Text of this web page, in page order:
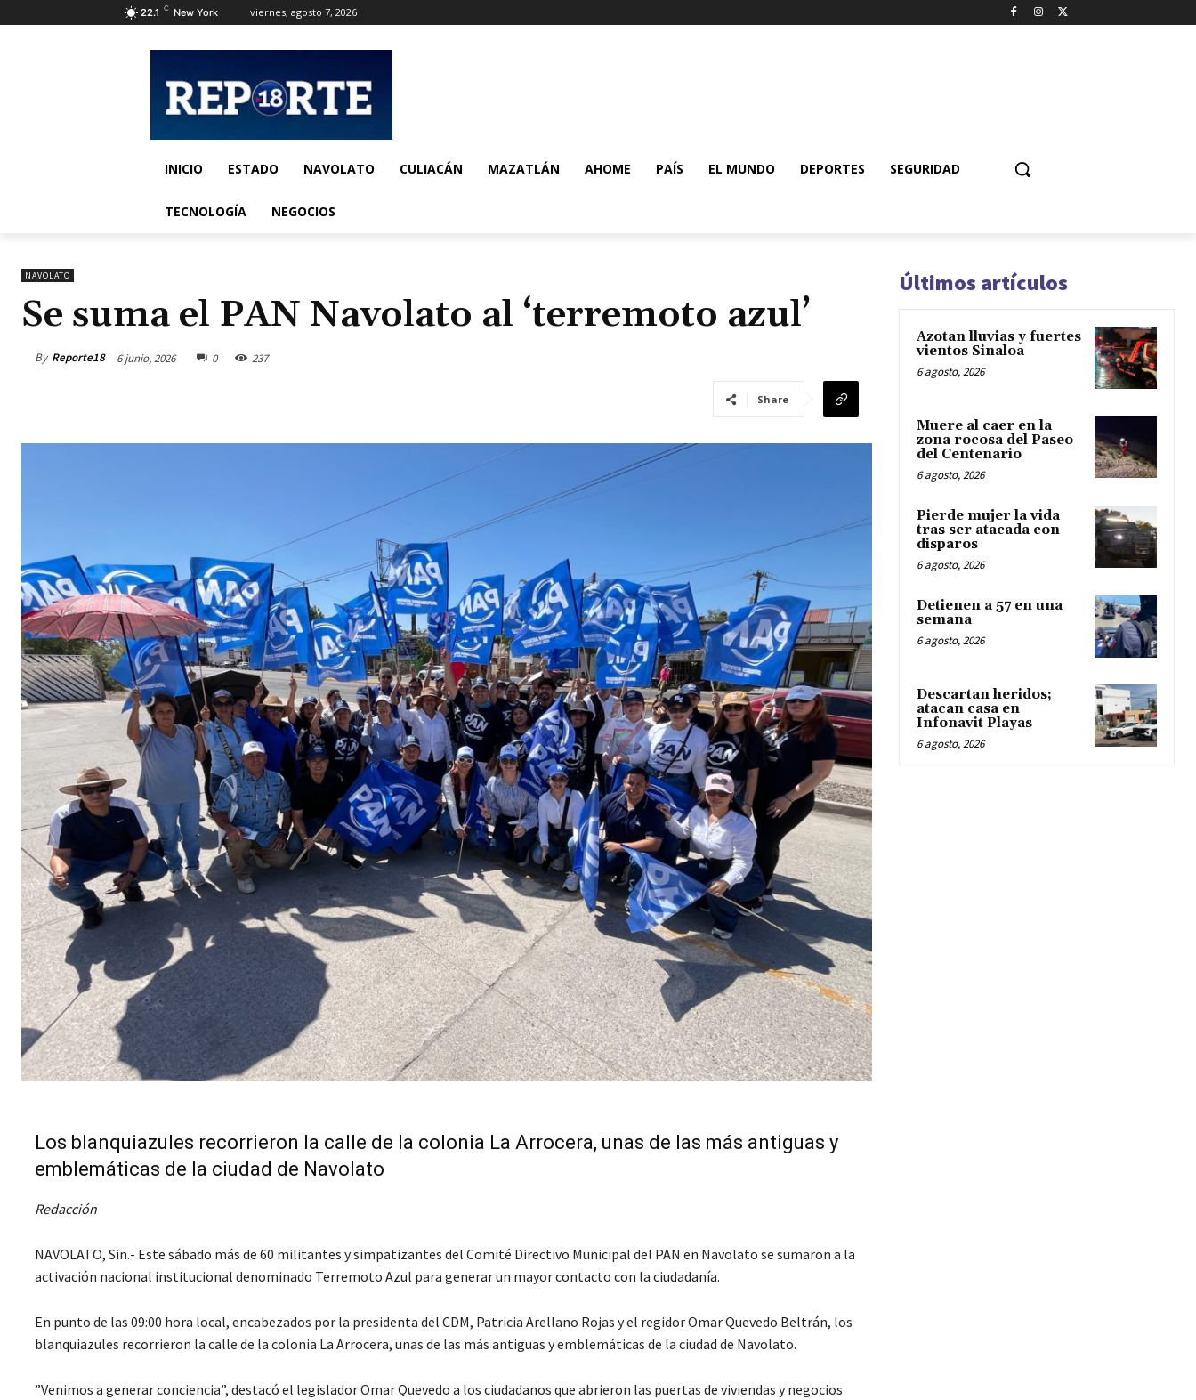
22.1 C New York viernes, agosto 7, 2026
INICIO ESTADO NAVOLATO CULIACÁN MAZATLÁN AHOME PAÍS EL MUNDO DEPORTES SEGURIDAD
TECNOLOGÍA NEGOCIOS
NAVOLATO
Se suma el PAN Navolato al ‘terremoto azul’
By Reporte18 6 junio, 2026 0 237
Share
Los blanquiazules recorrieron la calle de la colonia La Arrocera, unas de las más antiguas y
emblemáticas de la ciudad de Navolato
Redacción
NAVOLATO, Sin.- Este sábado más de 60 militantes y simpatizantes del Comité Directivo Municipal del PAN en Navolato se sumaron a la
activación nacional institucional denominado Terremoto Azul para generar un mayor contacto con la ciudadanía.
En punto de las 09:00 hora local, encabezados por la presidenta del CDM, Patricia Arellano Rojas y el regidor Omar Quevedo Beltrán, los
blanquiazules recorrieron la calle de la colonia La Arrocera, unas de las más antiguas y emblemáticas de la ciudad de Navolato.
”Venimos a generar conciencia”, destacó el legislador Omar Quevedo a los ciudadanos que abrieron las puertas de viviendas y negocios
Últimos artículos
Azotan lluvias y fuertes
vientos Sinaloa
6 agosto, 2026
Muere al caer en la
zona rocosa del Paseo
del Centenario
6 agosto, 2026
Pierde mujer la vida
tras ser atacada con
disparos
6 agosto, 2026
Detienen a 57 en una
semana
6 agosto, 2026
Descartan heridos;
atacan casa en
Infonavit Playas
6 agosto, 2026